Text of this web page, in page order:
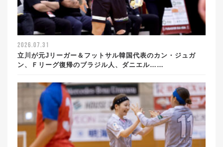
2026.07.31
立川が元Jリーガー＆フットサル韓国代表のカン・ジュガ
ン、Ｆリーグ復帰のブラジル人、ダニエル……